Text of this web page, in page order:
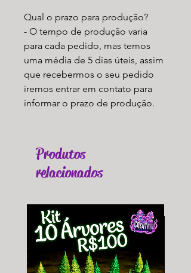
Qual o prazo para produção?
- O tempo de produção varia
para cada pedido, mas temos
uma média de 5 dias úteis, assim
que recebermos o seu pedido
iremos entrar em contato para
informar o prazo de produção.
Produtos
relacionados